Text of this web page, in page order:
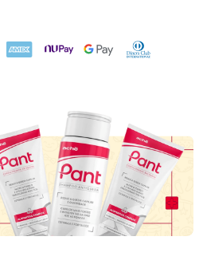
AMEX NuPay Google PayDiners Club